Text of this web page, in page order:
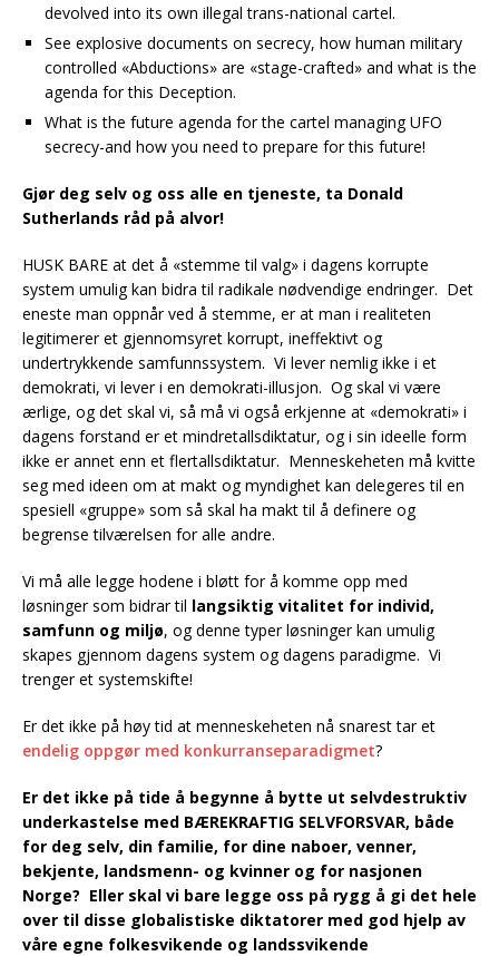
devolved into its own illegal trans-national cartel.
See explosive documents on secrecy, how human military
controlled «Abductions» are «stage-crafted» and what is the
agenda for this Deception.
What is the future agenda for the cartel managing UFO
secrecy-and how you need to prepare for this future!
Gjør deg selv og oss alle en tjeneste, ta Donald
Sutherlands råd på alvor!
HUSK BARE at det å «stemme til valg» i dagens korrupte
system umulig kan bidra til radikale nødvendige endringer. Det
eneste man oppnår ved å stemme, er at man i realiteten
legitimerer et gjennomsyret korrupt, ineffektivt og
undertrykkende samfunnssystem. Vi lever nemlig ikke i et
demokrati, vi lever i en demokrati-illusjon. Og skal vi være
ærlige, og det skal vi, så må vi også erkjenne at «demokrati» i
dagens forstand er et mindretallsdiktatur, og i sin ideelle form
ikke er annet enn et flertallsdiktatur. Menneskeheten må kvitte
seg med ideen om at makt og myndighet kan delegeres til en
spesiell «gruppe» som så skal ha makt til å definere og
begrense tilværelsen for alle andre.
Vi må alle legge hodene i bløtt for å komme opp med
løsninger som bidrar til langsiktig vitalitet for individ,
samfunn og miljø, og denne typer løsninger kan umulig
skapes gjennom dagens system og dagens paradigme. Vi
trenger et systemskifte!
Er det ikke på høy tid at menneskeheten nå snarest tar et
endelig oppgør med konkurranseparadigmet?
Er det ikke på tide å begynne å bytte ut selvdestruktiv
underkastelse med BÆREKRAFTIG SELVFORSVAR, både
for deg selv, din familie, for dine naboer, venner,
bekjente, landsmenn- og kvinner og for nasjonen
Norge? Eller skal vi bare legge oss på rygg å gi det hele
over til disse globalistiske diktatorer med god hjelp av
våre egne folkesvikende og landssvikende